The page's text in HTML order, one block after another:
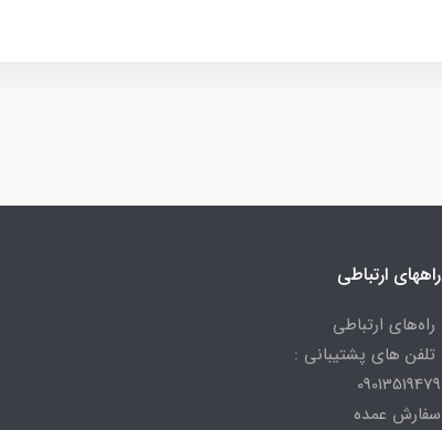
راههای ارتباطی
راه‌های ارتباطی
تلفن های پشتیبانی :
09013519479
سفارش عمده